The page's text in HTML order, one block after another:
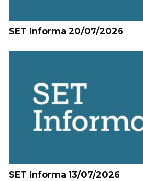
SET Informa 20/07/2026
SET Informa 13/07/2026